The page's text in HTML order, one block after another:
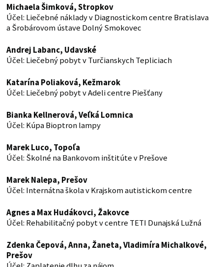
Michaela Šimková, Stropkov
Účel: Liečebné náklady v Diagnostickom centre Bratislava
a Šrobárovom ústave Dolný Smokovec
Andrej Labanc, Udavské
Účel: Liečebný pobyt v Turčianskych Tepliciach
Katarína Poliaková, Kežmarok
Účel: Liečebný pobyt v Adeli centre Piešťany
Bianka Kellnerová, Veľká Lomnica
Účel: Kúpa Bioptron lampy
Marek Luco, Topoľa
Účel: Školné na Bankovom inštitúte v Prešove
Marek Nalepa, Prešov
Účel: Internátna škola v Krajskom autistickom centre
Agnes a Max Hudákovci, Žakovce
Účel: Rehabilitačný pobyt v centre TETI Dunajská Lužná
Zdenka Čepová, Anna, Žaneta, Vladimíra Michalkové,
Prešov